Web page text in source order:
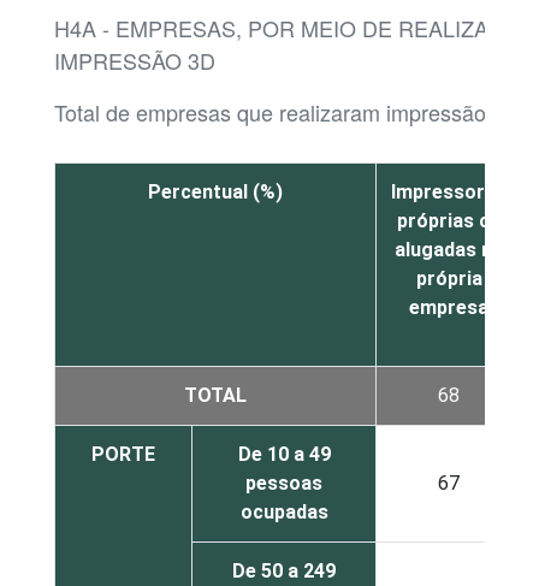
H4A - EMPRESAS, POR MEIO DE REALIZAÇÃO
IMPRESSÃO 3D
Total de empresas que realizaram impressão 3D
Percentual (%)
Impressoras
próprias ou
alugadas na
própria
empresa
TOTAL 68
PORTE
De 10 a 49
pessoas
ocupadas
67
De 50 a 249